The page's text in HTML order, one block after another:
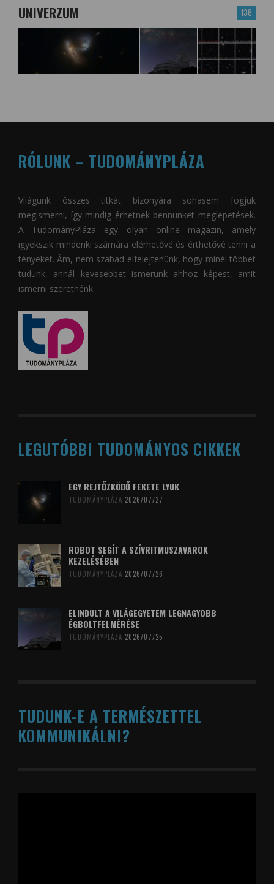
138
UNIVERZUM
RÓLUNK – TUDOMÁNYPLÁZA
Világunk összes titkát bizonyára sohasem fogjuk
megismerni, így mindig érhetnek bennünket meglepetések.
A TudományPláza egy olyan online magazin, amely
igyekszik mindenki számára elérhetővé és érthetővé tenni a
tényeket. Ám, nem szabad elfelejtenünk, hogy minél többet
tudunk, annál kevesebbet ismerünk ahhoz képest, amit
ismerni szeretnénk.
LEGUTÓBBI TUDOMÁNYOS CIKKEK
EGY REJTŐZKÖDŐ FEKETE LYUK
TUDOMÁNYPLÁZA 2026/07/27
ROBOT SEGÍT A SZÍVRITMUSZAVAROK
KEZELÉSÉBEN
TUDOMÁNYPLÁZA 2026/07/26
ELINDULT A VILÁGEGYETEM LEGNAGYOBB
ÉGBOLTFELMÉRÉSE
TUDOMÁNYPLÁZA 2026/07/25
TUDUNK-E A TERMÉSZETTEL
KOMMUNIKÁLNI?